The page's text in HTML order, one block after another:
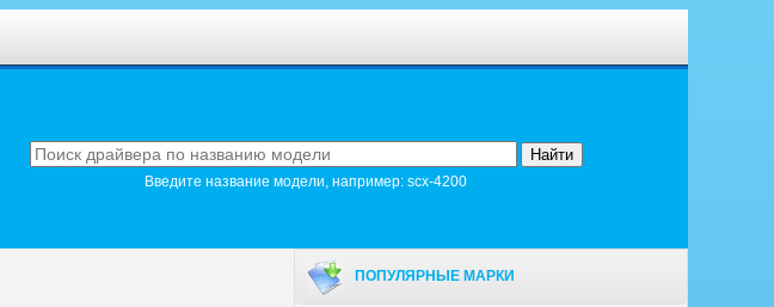
Введите название модели, например: scx-4200
ПОПУЛЯРНЫЕ МАРКИ